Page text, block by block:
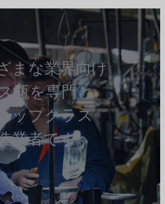
まな業界向け
瓶を専門と
ップクラス
業者です。